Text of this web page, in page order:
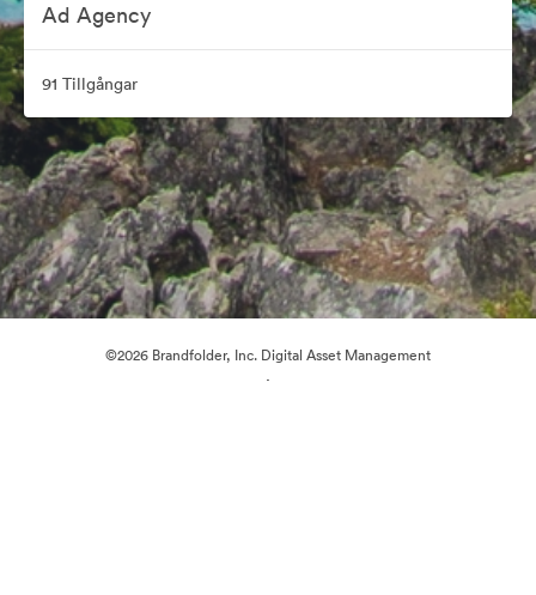
Ad Agency
91 Tillgångar
©2026 Brandfolder, Inc. Digital Asset Management
·